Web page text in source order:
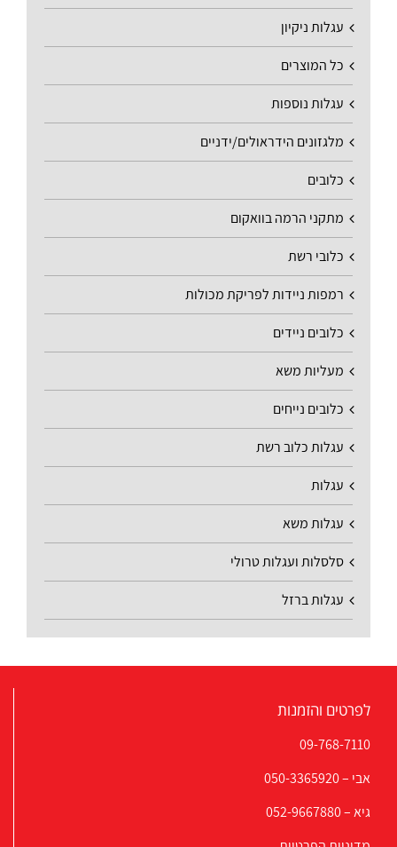
עגלות ניקיון
כל המוצרים
עגלות נוספות
מלגזונים הידראולים/ידניים
כלובים
מתקני הרמה בוואקום
כלובי רשת
רמפות ניידות לפריקת מכולות
כלובים ניידים
מעליות משא
כלובים נייחים
עגלות כלוב רשת
עגלות
עגלות משא
סלסלות ועגלות טרולי
עגלות ברזל
לפרטים והזמנות
09-768-7110
אבי –050-3365920
גיא –052-9667880